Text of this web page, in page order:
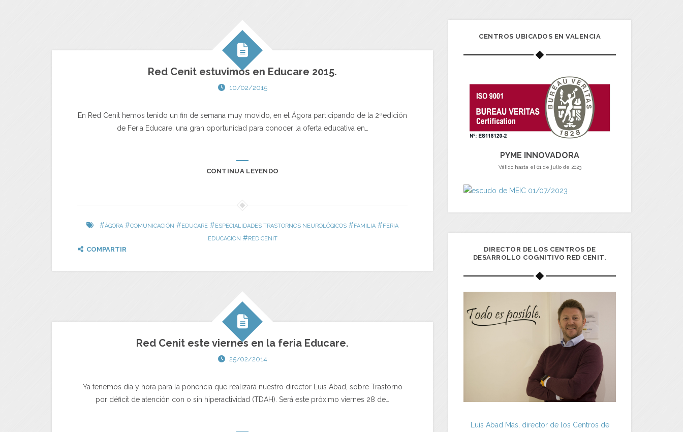
Red Cenit estuvimos en Educare 2015.
10/02/2015
En Red Cenit hemos tenido un fin de semana muy movido, en el Ágora participando de la 2ªedición
de Feria Educare, una gran oportunidad para conocer la oferta educativa en…
CONTINUA LEYENDO
#ÁGORA #COMUNICACIÓN #EDUCARE #ESPECIALIDADES TRASTORNOS NEUROLÓGICOS #FAMILIA #FERIA
EDUCACION #RED CENIT
COMPARTIR
Red Cenit este viernes en la feria Educare.
25/02/2014
Ya tenemos día y hora para la ponencia que realizará nuestro director Luis Abad, sobre Trastorno
por déficit de atención con o sin hiperactividad (TDAH). Será este próximo viernes 28 de…
CENTROS UBICADOS EN VALENCIA
PYME INNOVADORA
Válido hasta el 01 de julio de 2023
DIRECTOR DE LOS CENTROS DE
DESARROLLO COGNITIVO RED CENIT.
Luis Abad Más, director de los Centros de